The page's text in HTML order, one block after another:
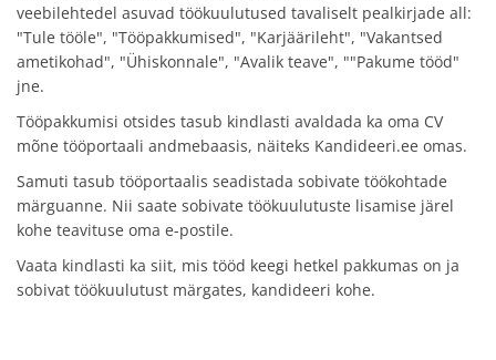
veebilehtedel asuvad töökuulutused tavaliselt pealkirjade all:
"Tule tööle", "Tööpakkumised", "Karjäärileht", "Vakantsed
ametikohad", "Ühiskonnale", "Avalik teave", ""Pakume tööd"
jne.
Tööpakkumisi otsides tasub kindlasti avaldada ka oma CV
mõne tööportaali andmebaasis, näiteks Kandideeri.ee omas.
Samuti tasub tööportaalis seadistada sobivate töökohtade
märguanne. Nii saate sobivate töökuulutuste lisamise järel
kohe teavituse oma e-postile.
Vaata kindlasti ka siit, mis tööd keegi hetkel pakkumas on ja
sobivat töökuulutust märgates, kandideeri kohe.